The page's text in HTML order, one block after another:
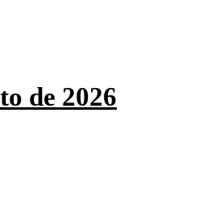
de 2026